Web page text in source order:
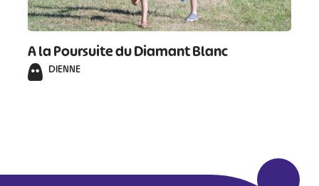
A la Poursuite du Diamant Blanc
DIENNE